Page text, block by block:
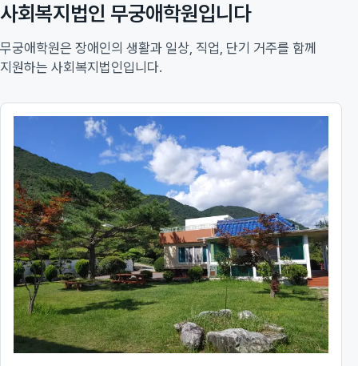
사회복지법인 무궁애학원입니다
무궁애학원은 장애인의 생활과 일상, 직업, 단기 거주를 함께
지원하는 사회복지법인입니다.